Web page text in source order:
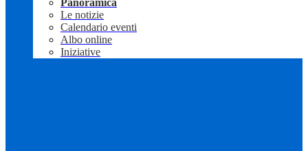
Panoramica
Le notizie
Calendario eventi
Albo online
Iniziative